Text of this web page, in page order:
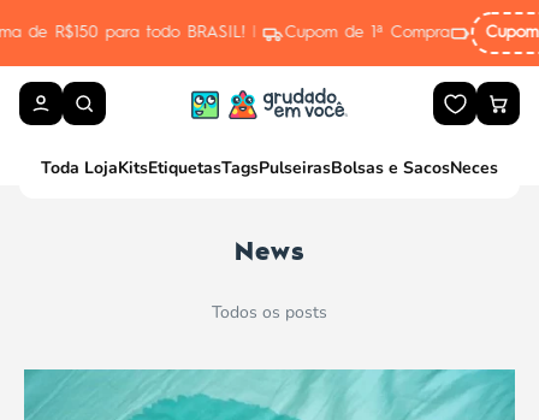
todo BRASIL! | Cupom de 1ª Compra Cupom de 1ª Compra
Toda LojaKitsEtiquetasTagsPulseirasBolsas e Sacos
News
Todos os posts